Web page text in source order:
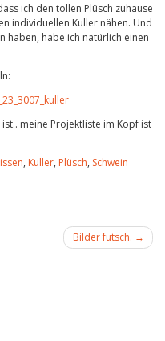
ich den tollen Plüsch zuhause
individuellen Kuller nähen. Und
haben, habe ich natürlich einen
meine Projektliste im Kopf ist
, Kuller, Plüsch, Schwein
Bilder futsch.